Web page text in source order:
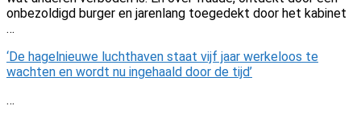
onbezoldigd burger en jarenlang toegedekt door het kabinet
…
‘De hagelnieuwe luchthaven staat vijf jaar werkeloos te
wachten en wordt nu ingehaald door de tijd’
…